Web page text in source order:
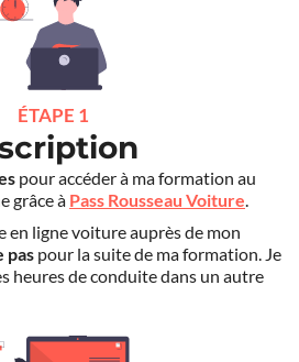
ÉTAPE 1
pour accéder à ma formation au
grâce à Pass Rousseau Voiture.
en ligne voiture auprès de mon
pas pour la suite de ma formation. Je
heures de conduite dans un autre